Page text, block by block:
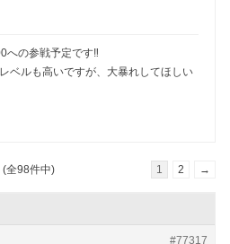
への参戦予定です‼️
ベルも高いですが、大暴れしてほしい
(全98件中) 1 2 →
#77317